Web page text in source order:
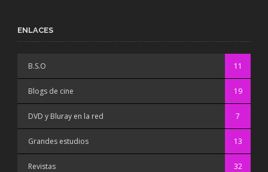
ENLACES
B.S.O 11
Blogs de cine 19
DVD y Bluray en la red 7
Grandes estudios 13
Revistas 32